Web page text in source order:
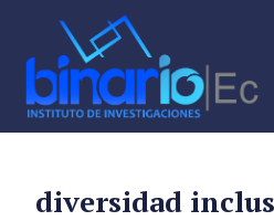
diversidad